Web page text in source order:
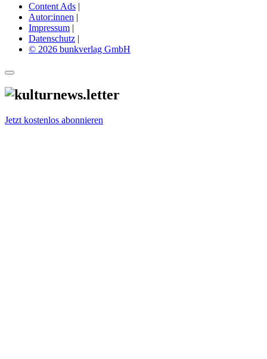
Content Ads |
Autor:innen |
Impressum |
Datenschutz |
© 2026 bunkverlag GmbH
Jetzt kostenlos abonnieren